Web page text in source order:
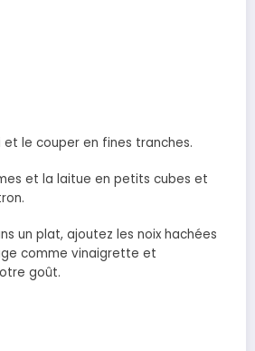
le couper en fines tranches.
et la laitue en petits cubes et
un plat, ajoutez les noix hachées
comme vinaigrette et
goût.